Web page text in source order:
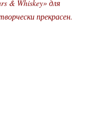
& Whiskey» для
прекрасен.